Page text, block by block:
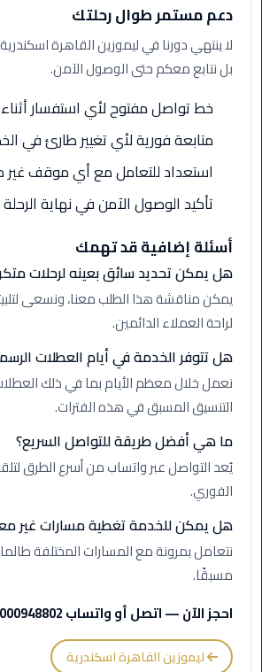
للاسكندرية
ليموزين
ليموزين
مطار
القاهرة
ليموزين
فيصل
ليموزين
من
برج
العرب
إلى
القاهرة
ليموزين
الهرم
ليموزين
من
مطار
العرب
الى
الساحل
دعم مستمر طوال رحلتك
لا ينتهي دورنا في ليموزين القاهرة
بل نتابع معكم حتى الوصول الآمن.
خط تواصل مفتوح لأي استفسار أثناء
متابعة فورية لأي تغيير طارئ في
استعداد للتعامل مع أي موقف غير
تأكيد الوصول الآمن في نهاية الرحلة
أسئلة إضافية قد تهمك
هل يمكن تحديد سائق بعينه لرحلات
يمكن مناقشة هذا الطلب معنا، ونسعى
لراحة العملاء الدائمين.
هل تتوفر الخدمة في أيام العطلات
نعمل خلال معظم الأيام بما في ذلك
التنسيق المسبق في هذه الفترات.
ما هي أفضل طريقة للتواصل السريع؟
يُعد التواصل عبر واتساب من أسرع الطرق
الفوري.
هل يمكن للخدمة تغطية مسارات غير
نتعامل بمرونة مع المسارات المختلفة
مسبقًا.
احجز الآن — اتصل أو واتساب 01000948802.
ليموزين القاهرة اسكندرية